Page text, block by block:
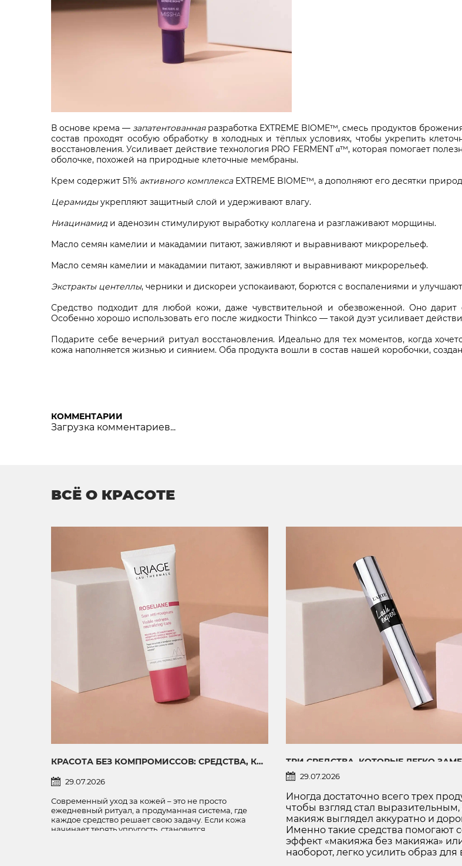
В основе крема —запатентованнаяразработка EXTREME BIOME™, смесь продуктов
состав проходят особую обработку в холодных и тёплых условиях, чтобы укрепить
восстановления. Усиливает действие технология PRO FERMENT α™, которая помогает
оболочке, похожей на природные клеточные мембраны.
Крем содержит 51% активного комплексаEXTREME BIOME™, а дополняют его десятки
Церамидыукрепляют защитный слой и удерживают влагу.
Ниацинамид и аденозин стимулируют выработку коллагена и разглаживают морщины.
Масло семян камелии и макадамии питают, заживляют и выравнивают микрорельеф.
Масло семян камелии и макадамии питают, заживляют и выравнивают микрорельеф.
Экстракты центеллы, черники и дискореи успокаивают, борются с воспалениями и
Средство подходит для любой кожи, даже чувствительной и обезвоженной. Оно
Особенно хорошо использовать его после жидкости Thinkco — такой дуэт усиливает
Подарите себе вечерний ритуал восстановления. Идеально для тех моментов, когда
кожа наполняется жизнью и сиянием. Оба продукта вошли в состав нашей коробочки,
КОММЕНТАРИИ
Загрузка комментариев...
ВСЁ О КРАСОТЕ
КРАСОТА БЕЗ КОМПРОМИССОВ: СРЕДСТВА, КОТОРЫЕ ПОМОГУТ КОЖЕ ВЫГЛЯДЕТЬ МОЛОЖЕ И ЗДОРОВЕЕ
29.07.2026
Современный уход за кожей – это не просто
ежедневный ритуал, а продуманная система, где
каждое средство решает свою задачу. Если кожа
начинает терять упругость, становится
29.07.2026
Иногда достаточно всего трех
чтобы взгляд стал выразительным,
макияж выглядел аккуратно и
Именно такие средства помогают
эффект «макияжа без макияжа»
наоборот, легко усилить образ для